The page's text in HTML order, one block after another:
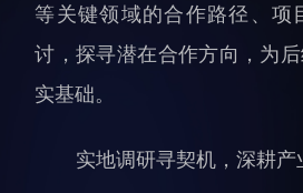
实验动物管理
分析测试中心
实验室建设与管理
综
合
等关键领域的合作路径、项
讨，探寻潜在合作方向，为
实基础。
实地调研寻契机，深耕产